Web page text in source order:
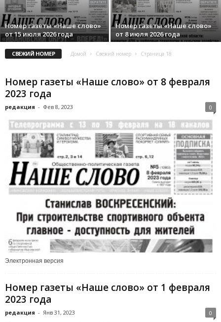
Номер газеты «Наше слово»
от 15 июля 2026 года
Номер газеты «Наше слово»
от 8 июля 2026 года
СВЕЖИЙ НОМЕР Домой Свежий номер Страница 18
Номер газеты «Наше слово» от 8 февраля
2023 года
редакция - Фев 8, 2023 0
Электронная версия
Номер газеты «Наше слово» от 1 февраля
2023 года
редакция - Янв 31, 2023 0